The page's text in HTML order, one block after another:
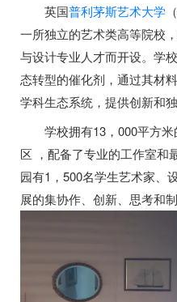
英国普利茅斯艺术大学
一所独立的艺术类高等院校
与设计专业人才而开设。学
态转型的催化剂，通过其材
学科生态系统，提供创新和
学校拥有13，000平方
区 ，配备了专业的工作室和
园有1，500名学生艺术家、
展的集协作、创新、思考和